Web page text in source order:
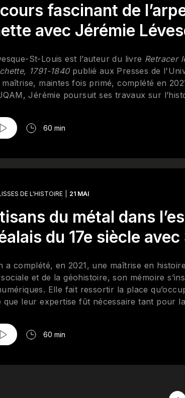
fascinant de
avec Jérémie
St-Louis est l’auteur du livre Retracer
1791-1840publié aux Presses de
maîtrise, maintes fois primé, complété en
Jérémie poursuit ses travaux sur
Il est bénéficiaire d’une bourse de
(FRQSC).
60 min
DE L'HISTOIRE 21 MAI
du métal dans
du 17e siècle
a complété, en 2021, une maîtrise en
sociale et de la géohistoire, son mémoire
Elle fait ressortir la place
que leur expertise fût nécessaire tant pour
de plusieurs bourses.
60 min